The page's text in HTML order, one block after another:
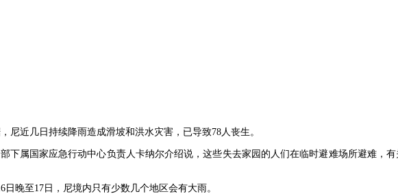
尼近几日持续降雨造成滑坡和洪水灾害，已导致78人丧生。
下属国家应急行动中心负责人卡纳尔介绍说，这些失去家园的人们在临时避难场所避难，
晚至17日，尼境内只有少数几个地区会有大雨。